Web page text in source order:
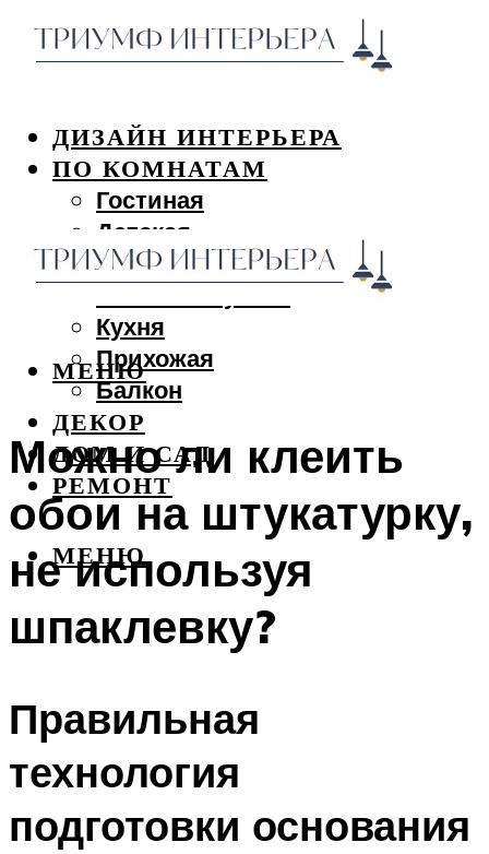
ДИЗАЙН ИНТЕРЬЕРА
ПО КОМНАТАМ
Гостиная
Детская
Спальня
Кухня
Прихожая
Балкон
ДЕКОР
ДОМ И САД
РЕМОНТ
МЕНЮ
МЕНЮ
Можно ли клеить
обои на штукатурку,
не используя
шпаклевку?
Правильная
технология
подготовки основания